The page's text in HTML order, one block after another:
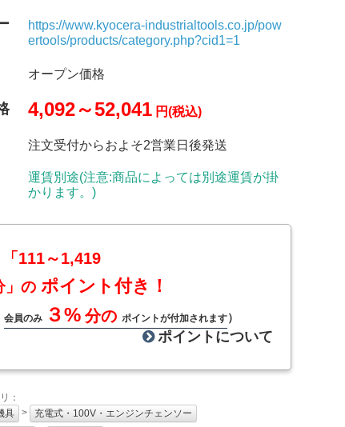
https://www.kyocera-industrialtools.co.jp/pow
ertools/products/category.php?cid1=1
オープン価格
4,092～52,041 円(税込)
注文受付からおよそ2営業日後発送
運賃別途(注意:商品によっては別途運賃が掛
かります。)
111～1,419
」のポイント付き！
会員のみ ３% 分のポイントが付加されます）
ポイントについて
：
具
>
充電式・100V・エンジンチェンソー